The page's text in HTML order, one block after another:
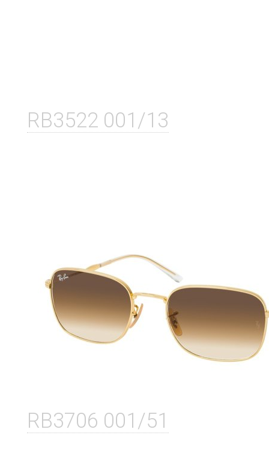
RB3522 001/13
RB3706 001/51